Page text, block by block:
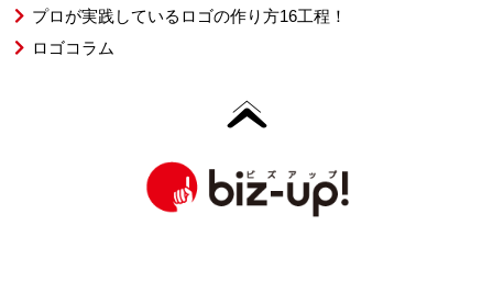
プロが実践しているロゴの作り方16工程！
ロゴコラム